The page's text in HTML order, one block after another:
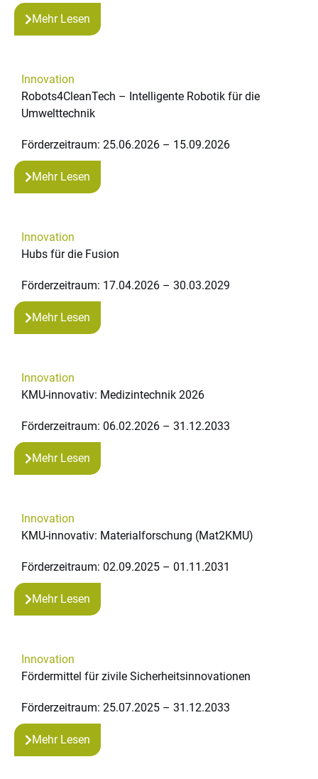
Mehr Lesen
Innovation
Robots4CleanTech – Intelligente Robotik für die
Umwelttechnik
Förderzeitraum: 25.06.2026 – 15.09.2026
Mehr Lesen
Innovation
Hubs für die Fusion
Förderzeitraum: 17.04.2026 – 30.03.2029
Mehr Lesen
Innovation
KMU-innovativ: Medizintechnik 2026
Förderzeitraum: 06.02.2026 – 31.12.2033
Mehr Lesen
Innovation
KMU-innovativ: Materialforschung (Mat2KMU)
Förderzeitraum: 02.09.2025 – 01.11.2031
Mehr Lesen
Innovation
Fördermittel für zivile Sicherheitsinnovationen
Förderzeitraum: 25.07.2025 – 31.12.2033
Mehr Lesen